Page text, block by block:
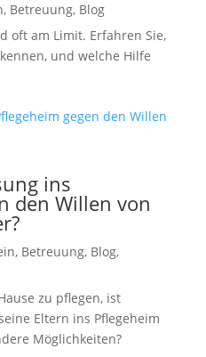
, Betreuung, Blog
oft am Limit. Erfahren Sie,
und welche Hilfe
ins
den Willen von
, Betreuung, Blog,
zu pflegen, ist
Eltern ins Pflegeheim
Möglichkeiten?